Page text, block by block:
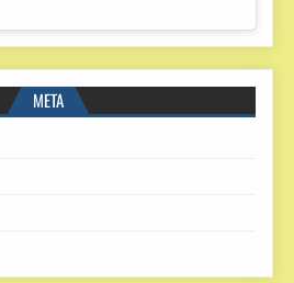
META